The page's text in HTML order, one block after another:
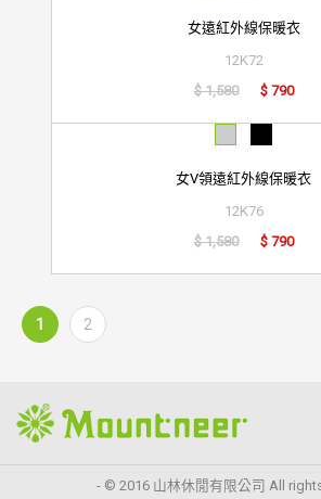
女遠紅外線保暖衣
12K72
$ 1,580
$ 790
女V領遠紅外線保暖衣
12K76
$ 1,580
$ 790
1 2
- © 2016 山林休閒有限公司 All